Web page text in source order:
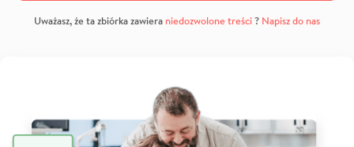
Uważasz, że ta zbiórka zawiera niedozwolone treści? Napisz do nas